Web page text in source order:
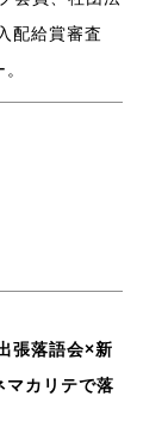
配給賞審査
張落語会×新
マカリテで落